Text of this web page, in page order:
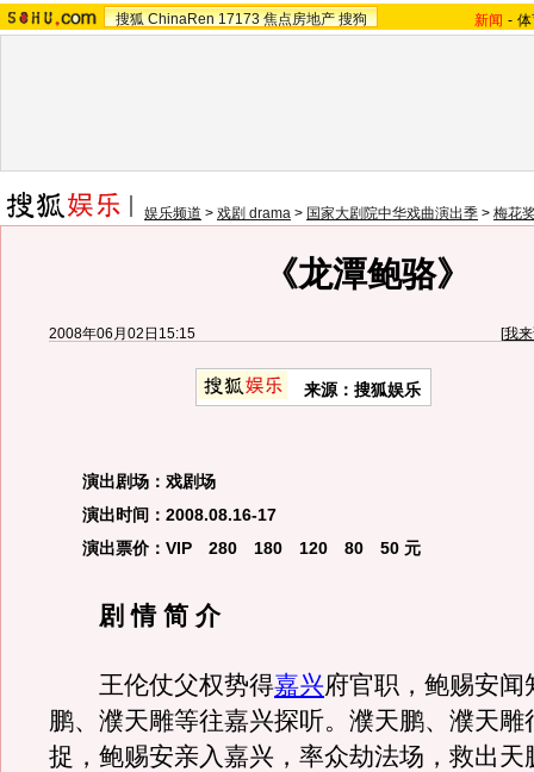
搜狐 ChinaRen 17173 焦点房地产 搜狗 新闻 -
娱乐频道 > 戏剧 drama > 国家大剧院中华戏曲演出季 > 梅花
《龙潭鲍骆》
2008年06月02日15:15 [我
来源：搜狐娱乐
演出剧场：戏剧场
演出时间：2008.08.16-17
演出票价： VIP 280 180 120 80 50 元
剧 情 简 介
王伦仗父权势得嘉兴府官职，鲍赐安闻
鹏、濮天雕等往嘉兴探听。濮天鹏、濮天雕
捉，鲍赐安亲入嘉兴，率众劫法场，救出天